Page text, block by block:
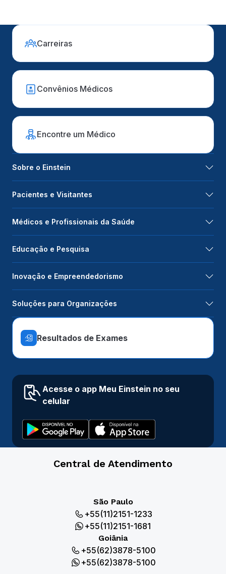
Carreiras
Convênios Médicos
Encontre um Médico
Sobre o Einstein
Pacientes e Visitantes
Médicos e Profissionais da Saúde
Educação e Pesquisa
Inovação e Empreendedorismo
Soluções para Organizações
Resultados de Exames
Acesse o app Meu Einstein no seu
celular
Central de Atendimento
São Paulo
+55(11)2151-1233
+55(11)2151-1681
Goiânia
+55(62)3878-5100
+55(62)3878-5100